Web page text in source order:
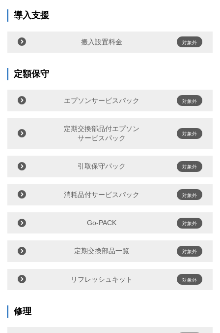
導入支援
搬入設置料金 対象外
定額保守
エプソンサービスパック 対象外
定期交換部品付エプソン
サービスパック
対象外
引取保守パック 対象外
消耗品付サービスパック 対象外
Go-PACK 対象外
定期交換部品一覧 対象外
リフレッシュキット 対象外
修理